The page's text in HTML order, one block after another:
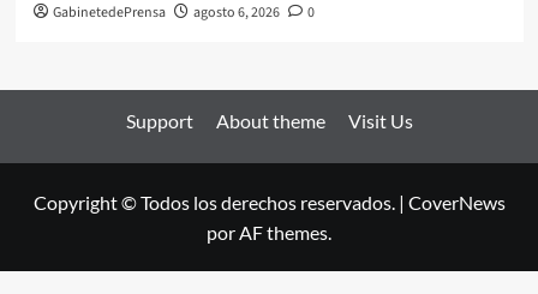
GabinetedePrensa agosto 6, 2026 0
Support About theme Visit Us
Copyright © Todos los derechos reservados. | CoverNews
por AF themes.